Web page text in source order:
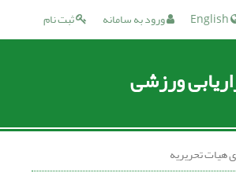
ثبت نام ورود به سامانه
ورزشی
هیات تحریریه